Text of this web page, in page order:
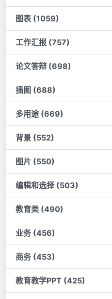
图表 (1059)
工作汇报 (757)
论文答辩 (698)
插图 (688)
多用途 (669)
背景 (552)
图片 (550)
编辑和选择 (503)
教育类 (490)
业务 (456)
商务 (453)
教育教学PPT (425)